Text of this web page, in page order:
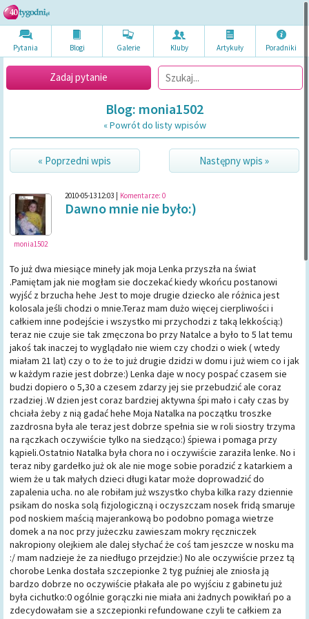
Pytania Blogi Galerie Kluby Artykuły Poradniki
Zadaj pytanie
Blog: monia1502
« Powrót do listy wpisów
« Poprzedni wpis Następny wpis »
monia1502
2010-05-13 12:03 Komentarze: 0
Dawno mnie nie było:)
To już dwa miesiące mineły jak moja Lenka przyszła na świat
.Pamiętam jak nie mogłam sie doczekać kiedy wkońcu postanowi
wyjść z brzucha hehe Jest to moje drugie dziecko ale różnica jest
kolosala jeśli chodzi o mnie.Teraz mam dużo więcej cierpliwości i
całkiem inne podejście i wszystko mi przychodzi z taką lekkością:)
teraz nie czuje sie tak zmęczona bo przy Natalce a było to 5 lat temu
jakoś tak inaczej to wyglądało nie wiem czy chodzi o wiek ( wtedy
miałam 21 lat) czy o to że to już drugie dzidzi w domu i już wiem co i jak
w każdym razie jest dobrze:) Lenka daje w nocy pospać czasem sie
budzi dopiero o 5,30 a czesem zdarzy jej sie przebudzić ale coraz
rzadziej .W dzien jest coraz bardziej aktywna śpi mało i cały czas by
chciała żeby z nią gadać hehe Moja Natalka na początku troszke
zazdrosna była ale teraz jest dobrze spełnia sie w roli siostry trzyma
na rączkach oczywiście tylko na siedząco:) śpiewa i pomaga przy
kąpieli.Ostatnio Natalka była chora no i oczywiście zaraziła lenke. No i
teraz niby gardełko już ok ale nie moge sobie poradzić z katarkiem a
wiem że u tak małych dzieci długi katar może doprowadzić do
zapalenia ucha. no ale robiłam już wszystko chyba kilka razy dziennie
psikam do noska solą fizjologiczną i oczyszczam nosek fridą smaruje
pod noskiem maścią majerankową bo podobno pomaga wietrze
domek a na noc przy jużeczku zawieszam mokry ręczniczek
nakropiony olejkiem ale dalej słychać że coś tam jeszcze w nosku ma
:/ mam nadzieje że za niedługo przejdzie:) No ale oczywiście przez tą
chorobe Lenka dostała szczepionke 2 tyg puźniej ale zniosła ją
bardzo dobrze no oczywiście płakała ale po wyjściu z gabinetu już
była cichutko:0 ogólnie gorączki nie miała ani żadnych powikłań po a
zdecydowałam sie a szczepionki refundowane czyli te całkiem za